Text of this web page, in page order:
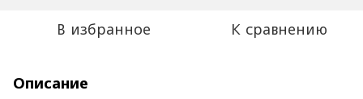
В избранное К сравнению
Описание